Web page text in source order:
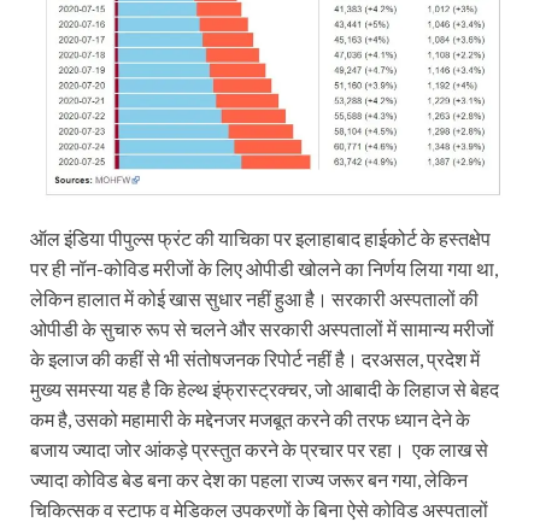
ऑल इंडिया पीपुल्स फ्रंट की याचिका पर इलाहाबाद हाईकोर्ट के हस्तक्षेप
पर ही नॉन-कोविड मरीजों के लिए ओपीडी खोलने का निर्णय लिया गया था,
लेकिन हालात में कोई खास सुधार नहीं हुआ है। सरकारी अस्पतालों की
ओपीडी के सुचारु रूप से चलने और सरकारी अस्पतालों में सामान्य मरीजों
के इलाज की कहीं से भी संतोषजनक रिपोर्ट नहीं है। दरअसल, प्रदेश में
मुख्य समस्या यह है कि हेल्थ इंफ्रास्ट्रक्चर, जो आबादी के लिहाज से बेहद
कम है, उसको महामारी के मद्देनजर मजबूत करने की तरफ ध्यान देने के
बजाय ज्यादा जोर आंकड़े प्रस्तुत करने के प्रचार पर रहा। एक लाख से
ज्यादा कोविड बेड बना कर देश का पहला राज्य जरूर बन गया, लेकिन
चिकित्सक व स्टाफ व मेडिकल उपकरणों के बिना ऐसे कोविड अस्पतालों